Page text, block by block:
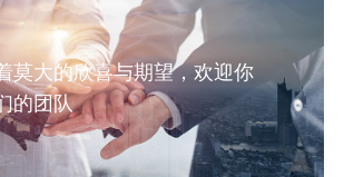
莫大的欣喜与期望，欢迎你
的团队